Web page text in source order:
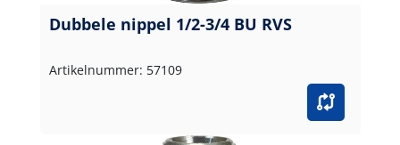
Dubbele nippel 1/2-3/4 BU RVS
Artikelnummer: 57109